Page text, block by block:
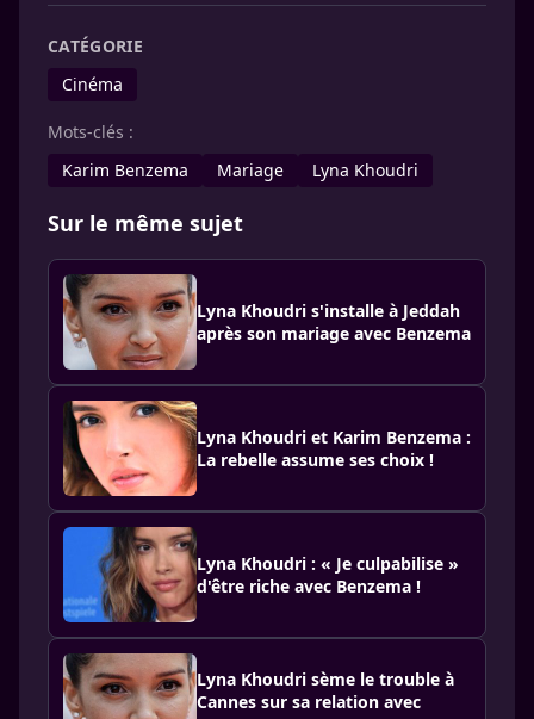
CATÉGORIE
Cinéma
Mots-clés :
Karim Benzema
Mariage Lyna Khoudri
Sur le même sujet
Lyna Khoudri s'installe à Jeddah
après son mariage avec Benzema
Lyna Khoudri et Karim Benzema :
La rebelle assume ses choix !
Lyna Khoudri : « Je culpabilise »
d'être riche avec Benzema !
Lyna Khoudri sème le trouble à
Cannes sur sa relation avec